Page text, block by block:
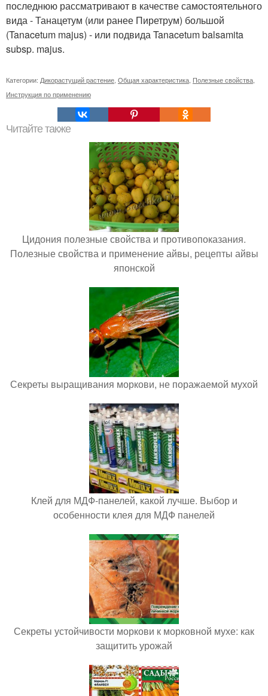
последнюю рассматривают в качестве самостоятельного
вида - Танацетум (или ранее Пиретрум) большой
(Tanacetum majus) - или подвида Tanacetum balsamita
subsp. majus.
Категории: Дикорастущий растение Общая характеристика Полезные свойства
Инструкция по применению
Читайте также
Цидония полезные свойства и противопоказания.
Полезные свойства и применение айвы, рецепты айвы
японской
Секреты выращивания моркови, не поражаемой мухой
Клей для МДФ-панелей, какой лучше. Выбор и
особенности клея для МДФ панелей
Секреты устойчивости моркови к морковной мухе: как
защитить урожай